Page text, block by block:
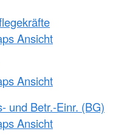
Ansicht
Ansicht
und Betr.-Einr. (BG)
Ansicht